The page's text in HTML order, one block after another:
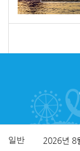
일반 2026년 8